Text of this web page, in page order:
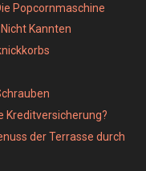
Popcornmaschine
Kannten
Kreditversicherung?
der Terrasse durch